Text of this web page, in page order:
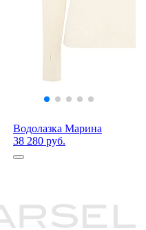
Водолазка Марина
38 280 руб.